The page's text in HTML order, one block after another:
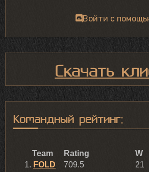
Войти с
Скачать
Командный рейтинг: